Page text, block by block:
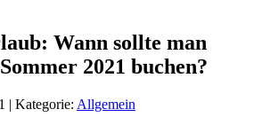
Wann sollte man
2021 buchen?
| Kategorie: Allgemein